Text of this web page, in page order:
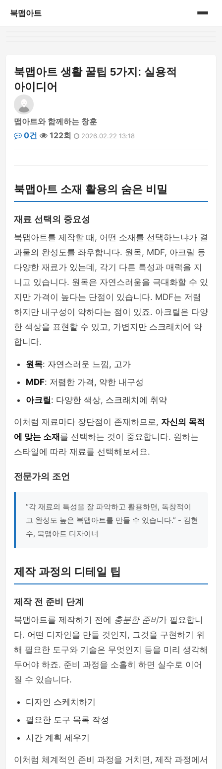
북맵아트
북맵아트 생활 꿀팁 5가지: 실용적
아이디어
맵아트와 함께하는 창훈
0건
122회 2026.02.22 13:18
북맵아트 소재 활용의 숨은 비밀
재료 선택의 중요성
북맵아트를 제작할 때, 어떤 소재를 선택하느냐가 결
과물의 완성도를 좌우합니다. 원목, MDF, 아크릴 등
다양한 재료가 있는데, 각기 다른 특성과 매력을 지
니고 있습니다. 원목은 자연스러움을 극대화할 수 있
지만 가격이 높다는 단점이 있습니다. MDF는 저렴
하지만 내구성이 약하다는 점이 있죠. 아크릴은 다양
한 색상을 표현할 수 있고, 가볍지만 스크래치에 약
합니다.
원목: 자연스러운 느낌, 고가
MDF: 저렴한 가격, 약한 내구성
아크릴: 다양한 색상, 스크래치에 취약
이처럼 재료마다 장단점이 존재하므로, 자신의 목적
에 맞는 소재 를 선택하는 것이 중요합니다. 원하는
스타일에 따라 재료를 선택해보세요.
전문가의 조언
“각 재료의 특성을 잘 파악하고 활용하면, 독창적이
고 완성도 높은 북맵아트를 만들 수 있습니다.” - 김현
수, 북맵아트 디자이너
제작 과정의 디테일 팁
제작 전 준비 단계
북맵아트를 제작하기 전에 충분한 준비가 필요합니
다. 어떤 디자인을 만들 것인지, 그것을 구현하기 위
해 필요한 도구와 기술은 무엇인지 등을 미리 생각해
두어야 하죠. 준비 과정을 소홀히 하면 실수로 이어
질 수 있습니다.
디자인 스케치하기
필요한 도구 목록 작성
시간 계획 세우기
이처럼 체계적인 준비 과정을 거치면, 제작 과정에서